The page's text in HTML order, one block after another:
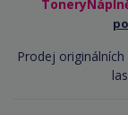
Prodej